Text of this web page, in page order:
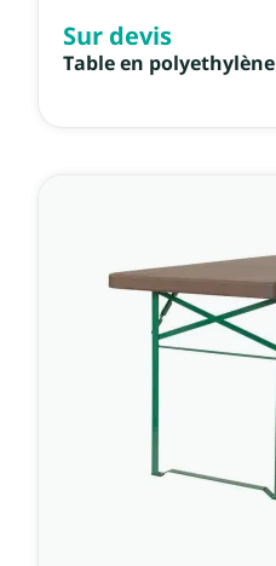
Sur devis
Table en